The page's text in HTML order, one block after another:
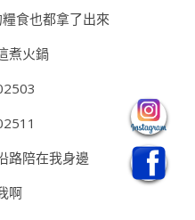
食也都拿了出來
煮火鍋
路陪在我身邊
啊